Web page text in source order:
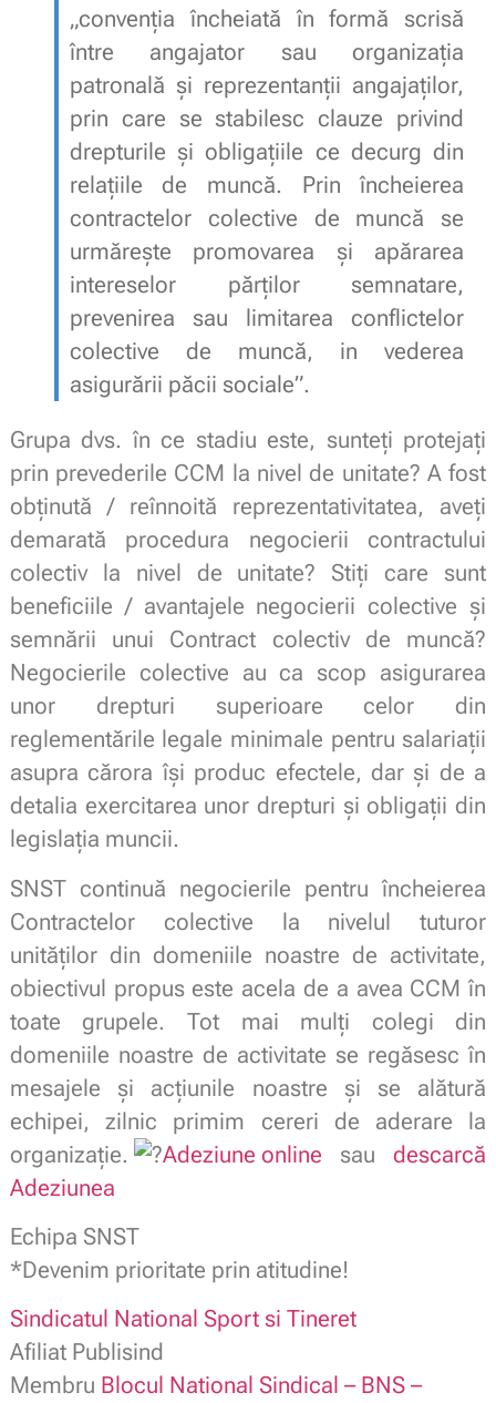
„convenția încheiată în formă scrisă
între angajator sau organizația
patronală și reprezentanții angajaților,
prin care se stabilesc clauze privind
drepturile și obligațiile ce decurg din
relațiile de muncă. Prin încheierea
contractelor colective de muncă se
urmărește promovarea și apărarea
intereselor părților semnatare,
prevenirea sau limitarea conflictelor
colective de muncă, in vederea
asigurării păcii sociale”.
Grupa dvs. în ce stadiu este, sunteți protejați
prin prevederile CCM la nivel de unitate? A fost
obținută / reînnoită reprezentativitatea, aveți
demarată procedura negocierii contractului
colectiv la nivel de unitate? Stiți care sunt
beneficiile / avantajele negocierii colective și
semnării unui Contract colectiv de muncă?
Negocierile colective au ca scop asigurarea
unor drepturi superioare celor din
reglementările legale minimale pentru salariații
asupra cărora își produc efectele, dar și de a
detalia exercitarea unor drepturi și obligații din
legislația muncii.
SNST continuă negocierile pentru încheierea
Contractelor colective la nivelul tuturor
unităților din domeniile noastre de activitate,
obiectivul propus este acela de a avea CCM în
toate grupele. Tot mai mulți colegi din
domeniile noastre de activitate se regăsesc în
mesajele şi acţiunile noastre şi se alătură
echipei, zilnic primim cereri de aderare la
organizație.
Adeziune online saudescarcă
Adeziunea
Echipa SNST
*Devenim prioritate prin atitudine!
Sindicatul National Sport si Tineret
Afiliat Publisind
Membru Blocul National Sindical – BNS –